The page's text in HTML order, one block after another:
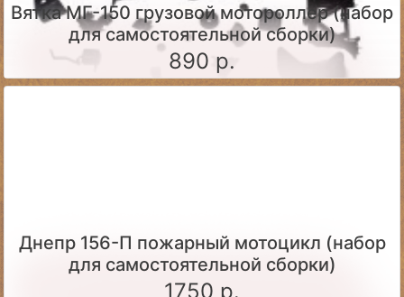
Вятка МГ-150 грузовой мотороллер (набор
для самостоятельной сборки)
890 р.
Днепр 156-П пожарный мотоцикл (набор
для самостоятельной сборки)
1750 р.